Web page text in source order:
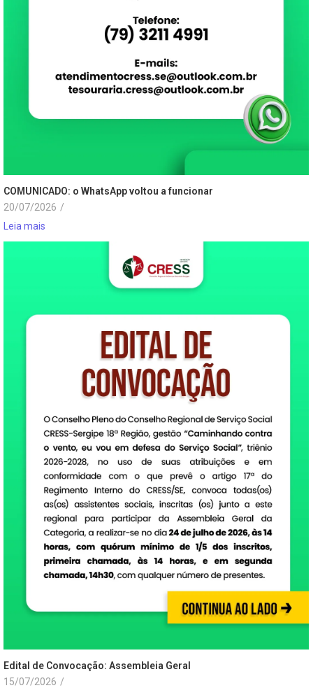
COMUNICADO: o WhatsApp voltou a funcionar
20/07/2026 /
Leia mais
Edital de Convocação: Assembleia Geral
15/07/2026 /